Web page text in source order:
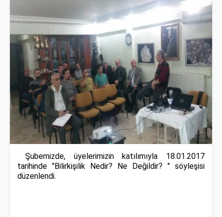
Şubemizde, üyelerimizin katılımıyla 18.01.2017
tarihinde "Bilirkişilik Nedir? Ne Değildir? " söyleşisi
düzenlendi.